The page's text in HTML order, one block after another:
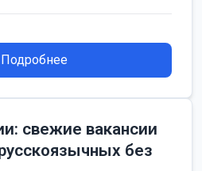
Подробнее
свежие вакансии
без